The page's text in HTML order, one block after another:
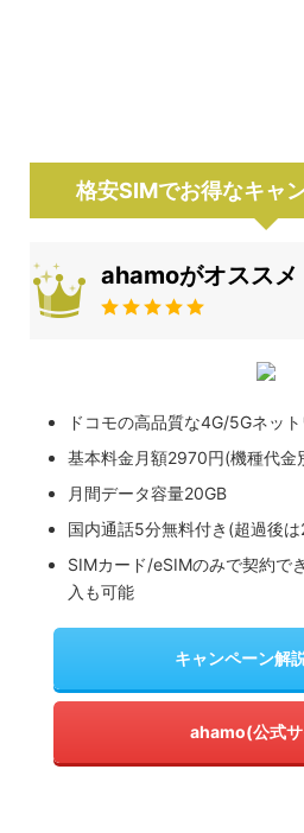
格安SIMでお得なキャ
ahamoがオススメ
ドコモの高品質な4G/5Gネッ
基本料金月額2970円(機種代金
月間データ容量20GB
国内通話5分無料付き(超過後
SIMカード/eSIMのみで契約で
入も可能
キャンペーン解
ahamo(公式